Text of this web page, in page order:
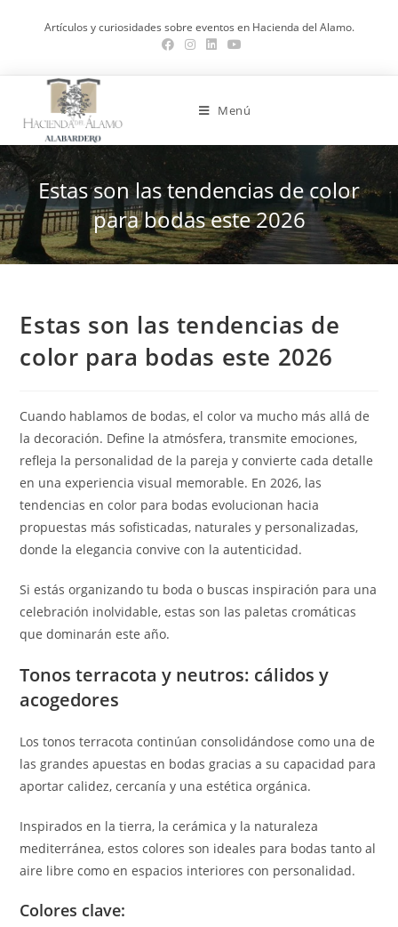
Artículos y curiosidades sobre eventos en Hacienda del Alamo.
Menú
Estas son las tendencias de color
para bodas este 2026
Estas son las tendencias de
color para bodas este 2026
Cuando hablamos de bodas, el color va mucho más allá de
la decoración. Define la atmósfera, transmite emociones,
refleja la personalidad de la pareja y convierte cada detalle
en una experiencia visual memorable. En 2026, las
tendencias en color para bodas evolucionan hacia
propuestas más sofisticadas, naturales y personalizadas,
donde la elegancia convive con la autenticidad.
Si estás organizando tu boda o buscas inspiración para una
celebración inolvidable, estas son las paletas cromáticas
que dominarán este año.
Tonos terracota y neutros: cálidos y
acogedores
Los tonos terracota continúan consolidándose como una de
las grandes apuestas en bodas gracias a su capacidad para
aportar calidez, cercanía y una estética orgánica.
Inspirados en la tierra, la cerámica y la naturaleza
mediterránea, estos colores son ideales para bodas tanto al
aire libre como en espacios interiores con personalidad.
Colores clave: